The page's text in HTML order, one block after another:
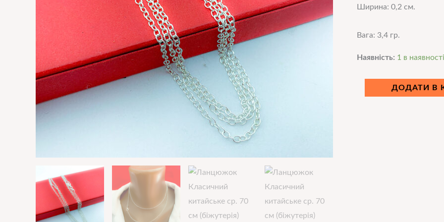
Ширина: 0,2 см.
Вага: 3,4 гр.
Наявність: 1 в наявності
ДОДАТИ В